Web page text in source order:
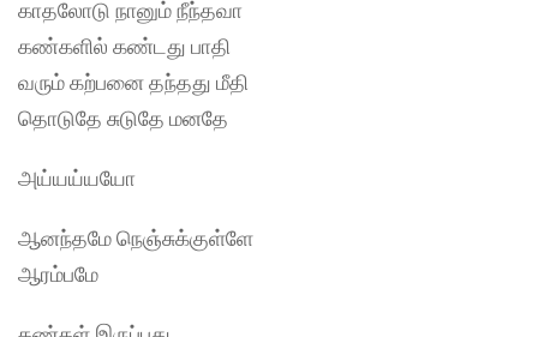
காதலோடு நானும் நீந்தவா
கண்களில் கண்டது பாதி
வரும் கற்பனை தந்தது மீதி
தொடுதே சுடுதே மனதே
அய்யய்யயோ
ஆனந்தமே நெஞ்சுக்குள்ளே
ஆரம்பமே